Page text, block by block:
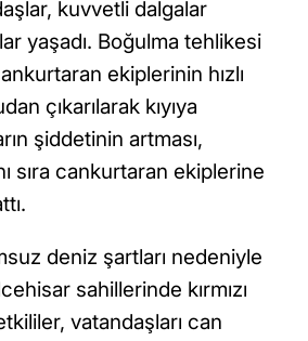
kuvvetli dalgalar
yaşadı. Boğulma tehlikesi
ekiplerinin hızlı
çıkarılarak kıyıya
şiddetinin artması,
sıra cankurtaran ekiplerine
deniz şartları nedeniyle
sahillerinde kırmızı
vatandaşları can